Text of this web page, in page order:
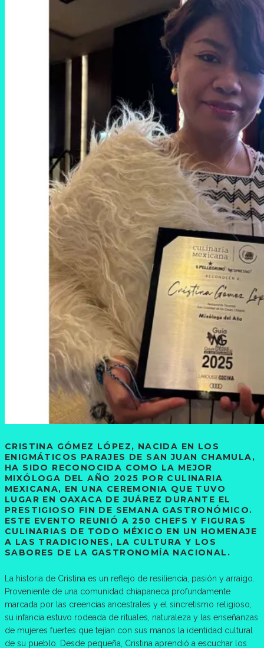
CRISTINA GÓMEZ LÓPEZ, NACIDA EN LOS
ENIGMÁTICOS PARAJES DE SAN JUAN CHAMULA,
HA SIDO RECONOCIDA COMO LA MEJOR
MIXÓLOGA DEL AÑO 2025 POR CULINARIA
MEXICANA, EN UNA CEREMONIA QUE TUVO
LUGAR EN OAXACA DE JUÁREZ DURANTE EL
PRESTIGIOSO FIN DE SEMANA GASTRONÓMICO.
ESTE EVENTO REUNIÓ A 250 CHEFS Y FIGURAS
CULINARIAS DE TODO MÉXICO EN UN HOMENAJE
A LAS TRADICIONES, LA CULTURA Y LOS
SABORES DE LA GASTRONOMÍA NACIONAL.
La historia de Cristina es un reflejo de resiliencia, pasión y arraigo.
Proveniente de una comunidad chiapaneca profundamente
marcada por las creencias ancestrales y el sincretismo religioso,
su infancia estuvo rodeada de rituales, naturaleza y las enseñanzas
de mujeres fuertes que tejían con sus manos la identidad cultural
de su pueblo. Desde pequeña, Cristina aprendió a escuchar los